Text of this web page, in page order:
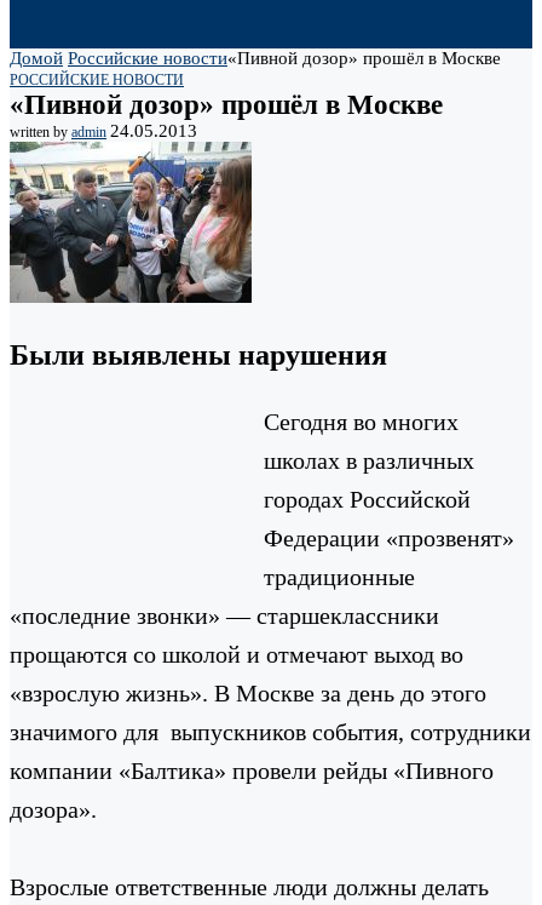
Домой Российские новости«Пивной дозор» прошёл в Москве
РОССИЙСКИЕ НОВОСТИ
«Пивной дозор» прошёл в Москве
written by admin 24.05.2013
Были выявлены нарушения
Сегодня во многих
школах в различных
городах Российской
Федерации «прозвенят»
традиционные
«последние звонки» — старшеклассники
прощаются со школой и отмечают выход во
«взрослую жизнь». В Москве за день до этого
значимого для выпускников события, сотрудники
компании «Балтика» провели рейды «Пивного
дозора».
Взрослые ответственные люди должны делать